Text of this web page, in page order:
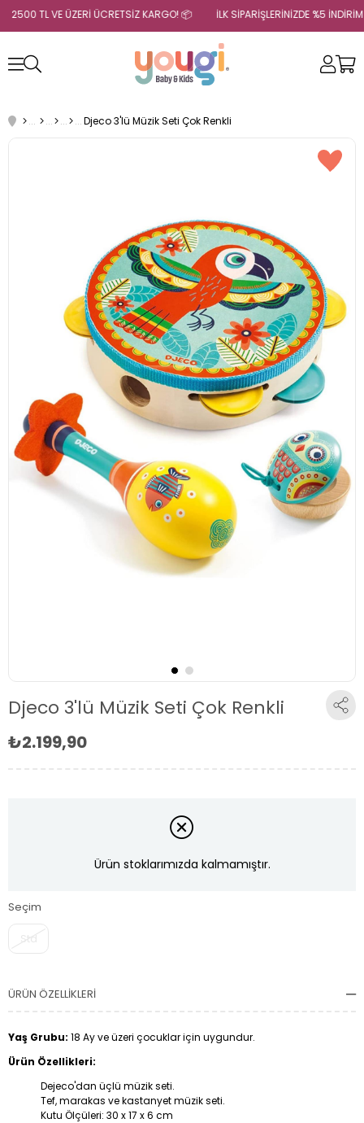
2500 TL VE ÜZERİ ÜCRETSİZ KARGO! 📦 İLK SİPARİŞLERİNİZDE %5
Djeco 3'lü Müzik Seti Çok Renkli
Djeco 3'lü Müzik Seti Çok Renkli
₺2.199,90
Ürün stoklarımızda kalmamıştır.
Seçim
Std
ÜRÜN ÖZELLIKLERI
Yaş Grubu: 18 Ay ve üzeri çocuklar için uygundur.
Ürün Özellikleri:
Dejeco'dan üçlü müzik seti.
Tef, marakas ve kastanyet müzik seti.
Kutu Ölçüleri: 30 x 17 x 6 cm